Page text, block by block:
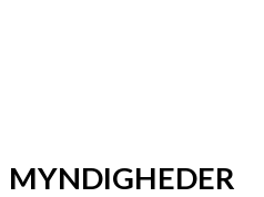
MYNDIGHEDER